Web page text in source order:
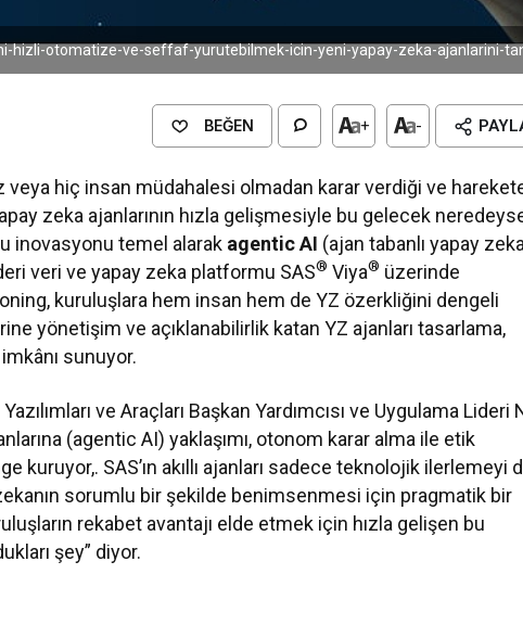
hizli-otomatize-ve-seffaf-yurutebilmek-icin-yeni-yapay-zeka-ajanlarini-
BEĞEN + -
hiç insan müdahalesi olmadan karar verdiği ve
zeka ajanlarının hızla gelişmesiyle bu gelecek
inovasyonu temel alarak agentic AI (ajan tabanlı yapay
veri ve yapay zeka platformu SAS® Viya® üzerinde
kuruluşlara hem insan hem de YZ özerkliğini dengeli
yönetişim ve açıklanabilirlik katan YZ ajanları tasarlama,
sunuyor.
ve Araçları Başkan Yardımcısı ve Uygulama Lideri
(agentic AI) yaklaşımı, otonom karar alma ile etik
kuruyor,. SAS’ın akıllı ajanları sadece teknolojik ilerlemeyi
sorumlu bir şekilde benimsenmesi için pragmatik bir
rekabet avantajı elde etmek için hızla gelişen bu
şey” diyor.